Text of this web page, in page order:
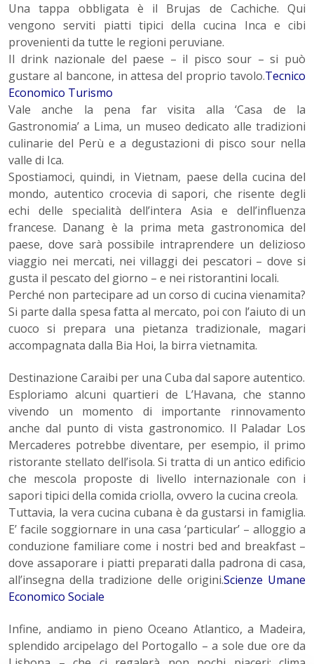
Una tappa obbligata è il Brujas de Cachiche. Qui
vengono serviti piatti tipici della cucina Inca e cibi
provenienti da tutte le regioni peruviane.
Il drink nazionale del paese – il pisco sour – si può
gustare al bancone, in attesa del proprio tavolo.Tecnico
Economico Turismo
Vale anche la pena far visita alla ‘Casa de la
Gastronomia’ a Lima, un museo dedicato alle tradizioni
culinarie del Perù e a degustazioni di pisco sour nella
valle di Ica.
Spostiamoci, quindi, in Vietnam, paese della cucina del
mondo, autentico crocevia di sapori, che risente degli
echi delle specialità dell’intera Asia e dell’influenza
francese. Danang è la prima meta gastronomica del
paese, dove sarà possibile intraprendere un delizioso
viaggio nei mercati, nei villaggi dei pescatori – dove si
gusta il pescato del giorno – e nei ristorantini locali.
Perché non partecipare ad un corso di cucina vienamita?
Si parte dalla spesa fatta al mercato, poi con l’aiuto di un
cuoco si prepara una pietanza tradizionale, magari
accompagnata dalla Bia Hoi, la birra vietnamita.
Destinazione Caraibi per una Cuba dal sapore autentico.
Esploriamo alcuni quartieri de L’Havana, che stanno
vivendo un momento di importante rinnovamento
anche dal punto di vista gastronomico. Il Paladar Los
Mercaderes potrebbe diventare, per esempio, il primo
ristorante stellato dell’isola. Si tratta di un antico edificio
che mescola proposte di livello internazionale con i
sapori tipici della comida criolla, ovvero la cucina creola.
Tuttavia, la vera cucina cubana è da gustarsi in famiglia.
E’ facile soggiornare in una casa ‘particular’ – alloggio a
conduzione familiare come i nostri bed and breakfast –
dove assaporare i piatti preparati dalla padrona di casa,
all’insegna della tradizione delle origini.Scienze Umane
Economico Sociale
Infine, andiamo in pieno Oceano Atlantico, a Madeira,
splendido arcipelago del Portogallo – a sole due ore da